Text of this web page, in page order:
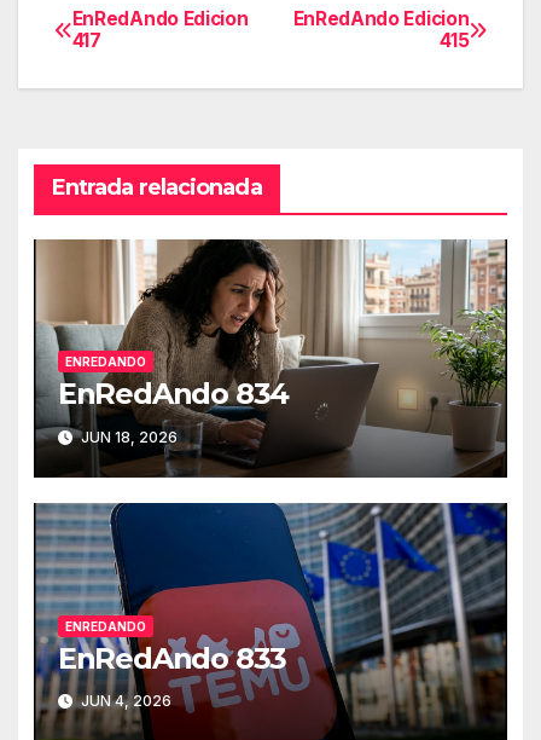
Navegación
de
EnRedAndo Edicion
415
EnRedAndo Edicion
417
Entrada relacionada
ENREDANDO
EnRedAndo 834
JUN 18, 2026
ENREDANDO
EnRedAndo 833
JUN 4, 2026